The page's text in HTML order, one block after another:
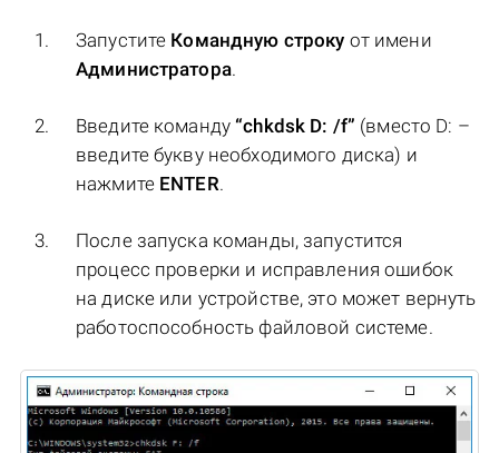
Запустите Командную строку от имени
Администратора.
Введите команду “chkdsk D: /f” (вместо D: –
введите букву необходимого диска) и
нажмите ENTER.
После запуска команды, запустится
процесс проверки и исправления ошибок
на диске или устройстве, это может вернуть
работоспособность файловой системе.